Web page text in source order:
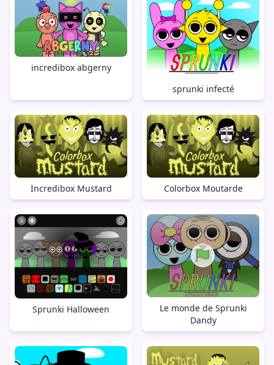
incredibox abgerny
sprunki infecté
Incredibox Mustard Colorbox Moutarde
Sprunki Halloween
Le monde de Sprunki
Dandy